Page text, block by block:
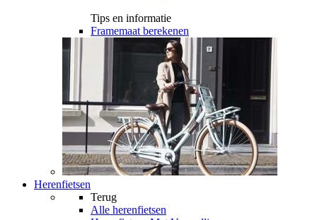
Tips en informatie
Framemaat berekenen
Herenfietsen
Terug
Alle herenfietsen